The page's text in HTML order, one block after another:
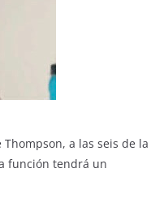
a las seis de la
función tendrá un